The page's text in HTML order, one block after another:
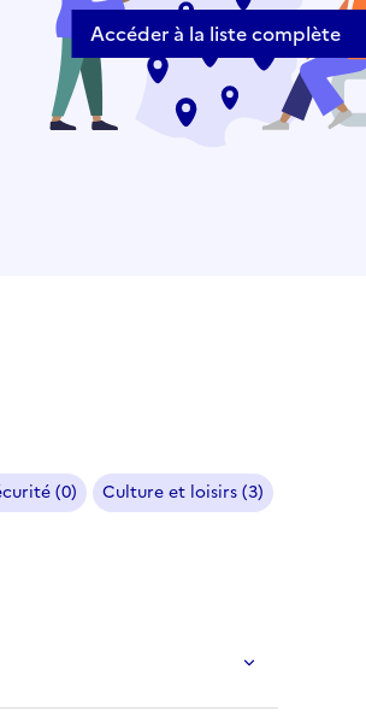
Accéder à la liste complète
(0)
Culture et loisirs (3)